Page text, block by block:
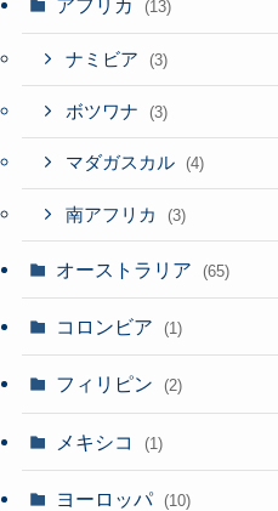
アフリカ (13)
ナミビア (3)
ボツワナ (3)
マダガスカル (4)
南アフリカ (3)
オーストラリア (65)
コロンビア (1)
フィリピン (2)
メキシコ (1)
ヨーロッパ (10)